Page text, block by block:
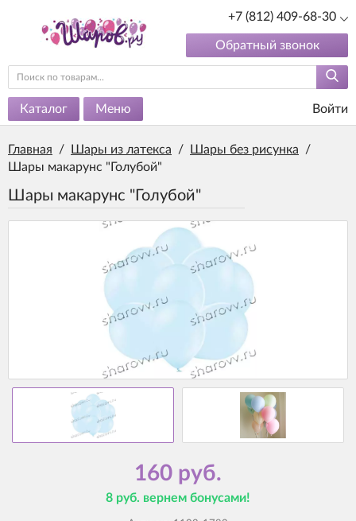
+7 (812) 409-68-30
Обратный звонок
Каталог Меню Войти
Главная / Шары из латекса / Шары без рисунка
/
Шары макарунс "Голубой"
Шары макарунс "Голубой"
160 руб.
8 руб. вернем бонусами!